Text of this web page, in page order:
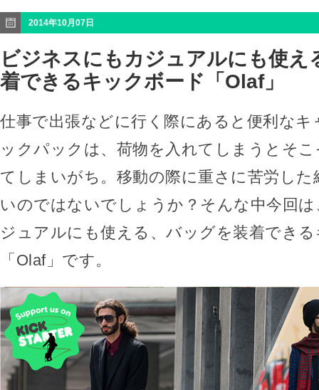
2014年10月07日
ビジネスにもカジュアルにも使え
着できるキックボード「Olaf」
仕事で出張などに行く際にあると便利な
ックパックは、荷物を入れてしまうとそ
てしまいがち。移動の際に重さに苦労した
いのではないでしょうか？そんな中今回
ジュアルにも使える、バッグを装着でき
「Olaf」です。